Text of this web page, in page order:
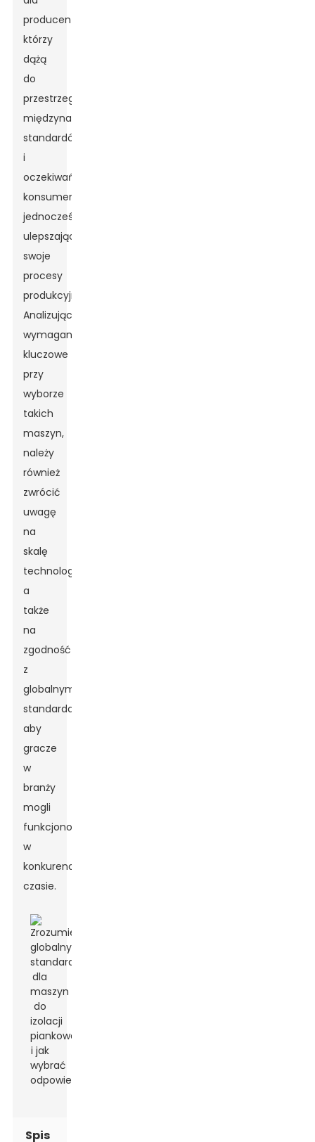
producentów,
którzy
dążą
do
przestrzegania
międzynarodowych
standardów
i
oczekiwań
konsumentów,
jednocześnie
ulepszając
swoje
procesy
produkcyjne.
Analizując
wymagania
kluczowe
przy
wyborze
takich
maszyn,
należy
również
zwrócić
uwagę
na
skalę
technologii,
a
także
na
zgodność
z
globalnymi
standardami,
aby
gracze
w
branży
mogli
funkcjonować
w
konkurencyjnym
czasie.
Spis